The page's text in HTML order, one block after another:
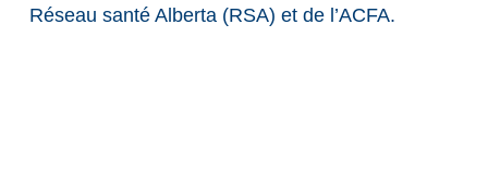
Réseau santé Alberta (RSA) et de l’ACFA.